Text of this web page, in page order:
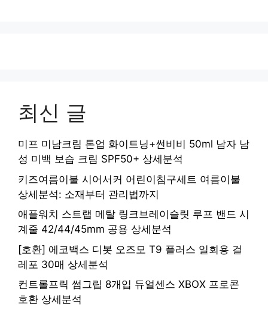
최신 글
미프 미남크림 톤업 화이트닝+썬비비 50ml 남자 남
성 미백 보습 크림 SPF50+ 상세분석
키즈여름이불 시어서커 어린이침구세트 여름이불
상세분석: 소재부터 관리법까지
애플워치 스트랩 메탈 링크브레이슬릿 루프 밴드 시
계줄 42/44/45mm 공용 상세분석
[호환] 에코백스 디봇 오즈모 T9 플러스 일회용 걸
레포 30매 상세분석
컨트롤프릭 썸그립 8개입 듀얼센스 XBOX 프로콘
호환 상세분석